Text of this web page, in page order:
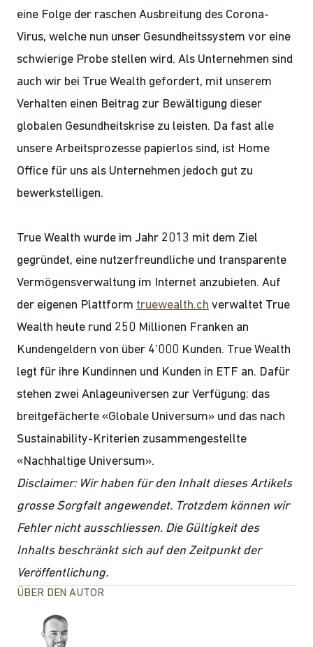
eine Folge der raschen Ausbreitung des Corona-
Virus, welche nun unser Gesundheitssystem vor eine
schwierige Probe stellen wird. Als Unternehmen sind
auch wir bei True Wealth gefordert, mit unserem
Verhalten einen Beitrag zur Bewältigung dieser
globalen Gesundheitskrise zu leisten. Da fast alle
unsere Arbeitsprozesse papierlos sind, ist Home
Office für uns als Unternehmen jedoch gut zu
bewerkstelligen.
True Wealth wurde im Jahr 2013 mit dem Ziel
gegründet, eine nutzerfreundliche und transparente
Vermögensverwaltung im Internet anzubieten. Auf
der eigenen Plattform truewealth.ch verwaltet True
Wealth heute rund 250 Millionen Franken an
Kundengeldern von über 4’000 Kunden. True Wealth
legt für ihre Kundinnen und Kunden in ETF an. Dafür
stehen zwei Anlageuniversen zur Verfügung: das
breitgefächerte «Globale Universum» und das nach
Sustainability-Kriterien zusammengestellte
«Nachhaltige Universum».
Disclaimer: Wir haben für den Inhalt dieses Artikels
grosse Sorgfalt angewendet. Trotzdem können wir
Fehler nicht ausschliessen. Die Gültigkeit des
Inhalts beschränkt sich auf den Zeitpunkt der
Veröffentlichung.
ÜBER DEN AUTOR